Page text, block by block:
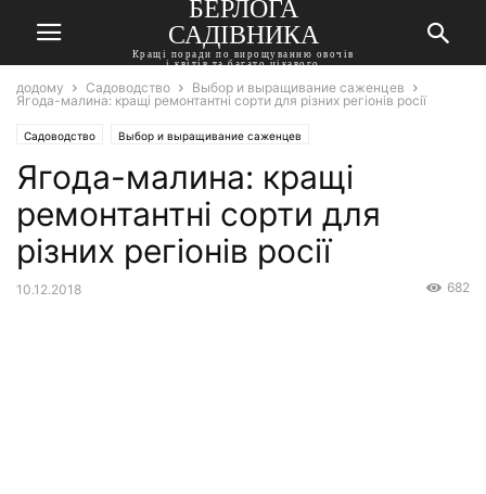
БЕРЛОГА
САДІВНИКА
Кращі поради по вирощуванню овочів
і квітів та багато цікавого
додому Садоводство
Выбор и выращивание саженцев
Ягода-малина: кращі ремонтантні сорти для різних регіонів росії
Садоводство Выбор и выращивание саженцев
Ягода-малина: кращі
ремонтантні сорти для
різних регіонів росії
10.12.2018 682